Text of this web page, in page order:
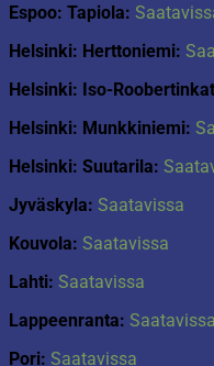
Espoo: Tapiola:
Helsinki: Herttoniemi:
Helsinki: Iso-
Helsinki: Munkkiniemi:
Helsinki: Suutarila:
Jyväskyla: Saatavissa
Kouvola: Saatavissa
Lahti: Saatavissa
Lappeenranta: Saatavissa
Pori: Saatavissa